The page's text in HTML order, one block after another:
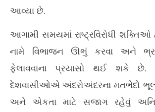
આવ્યા છે.
આગામી સમયમાં રાષ્ટ્રવિરોધી શક્તિઓ
નામે વિભાજન ઊભું કરવા અને
ફેલાવવાના પ્રયાસો થઈ શકે
દેશવાસીઓએ અંદરોઅંદરના મતભેદો
અને એકતા માટે સજાગ રહેવું